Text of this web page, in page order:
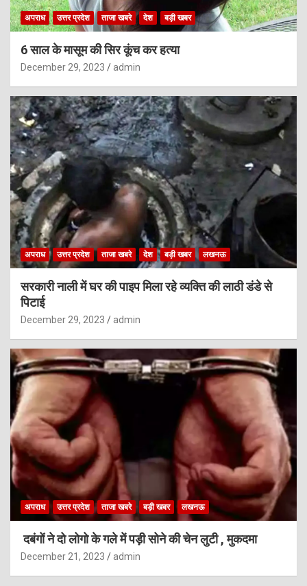
अपराध उत्तर प्रदेश ताजा खबरे देश बड़ी खबर
6 साल के मासूम की सिर कूंच कर हत्या
December 29, 2023 admin
अपराध उत्तर प्रदेश ताजा खबरे देश बड़ी खबर लखनऊ
सरकारी नाली में घर की पाइप मिला रहे व्यक्ति की लाठी डंडे से
पिटाई
December 29, 2023 admin
अपराध उत्तर प्रदेश ताजा खबरे बड़ी खबर लखनऊ
दबंगों ने दो लोगो के गले में पड़ी सोने की चेन लुटी , मुकदमा
December 21, 2023 admin